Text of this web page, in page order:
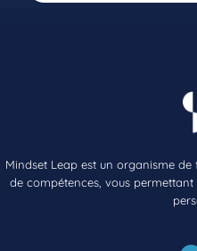
Mindset Leap est un organisme
de compétences, vous